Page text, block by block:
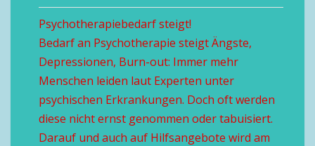
Psychotherapiebedarf steigt!
Bedarf an Psychotherapie steigt Ängste,
Depressionen, Burn-out: Immer mehr
Menschen leiden laut Experten unter
psychischen Erkrankungen. Doch oft werden
diese nicht ernst genommen oder tabuisiert.
Darauf und auch auf Hilfsangebote wird am